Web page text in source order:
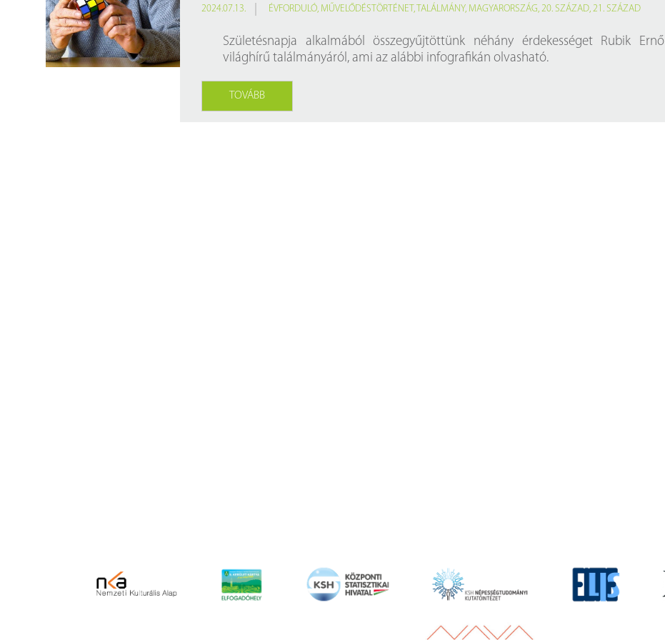
Findura Imre-díszoklevéllel kitüntetett kollégáink
Galéria
Pályázatok
Online katalógus Próbahozzáférések adatbázisokhoz
Kitekintő
Könyvtári Hírlap
2024.07.13. ÉVFORDULÓ, MŰVELŐDÉSTÖRTÉNET, TALÁLMÁNY, MAGYARORSZÁG,20. SZÁZAD,21. SZÁZAD
Születésnapja alkalmából összegyűjtöttünk néhány érdekességet Rubik Ernő
világhírű találmányáról, ami az alábbi infografikán olvasható.
TOVÁBB